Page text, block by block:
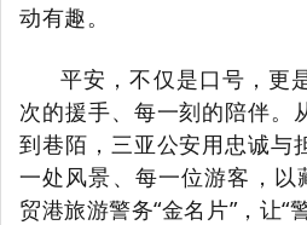
动有趣。
平安，不仅是口号，更
次的援手、每一刻的陪伴。
到巷陌，三亚公安用忠诚与
一处风景、每一位游客，以
贸港旅游警务“金名片”，让“